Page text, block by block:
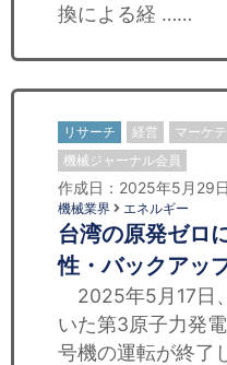
換による経 ……
リサーチ 経営 マーケ
機械ジャーナル会員
作成日：2025年5月29日
機械業界 エネルギー
台湾の原発ゼロ
性・バックアッ
2025年5月17日
いた第3原子力発
号機の運転が終了